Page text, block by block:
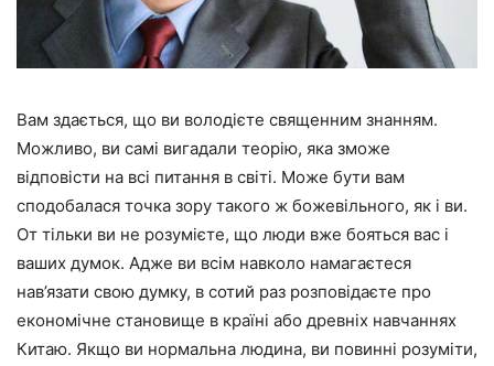
Вам здається, що ви володієте священним знанням.
Можливо, ви самі вигадали теорію, яка зможе
відповісти на всі питання в світі. Може бути вам
сподобалася точка зору такого ж божевільного, як і ви.
От тільки ви не розумієте, що люди вже бояться вас і
ваших думок. Адже ви всім навколо намагаєтеся
нав’язати свою думку, в сотий раз розповідаєте про
економічне становище в країні або древніх навчаннях
Китаю. Якщо ви нормальна людина, ви повинні розуміти,